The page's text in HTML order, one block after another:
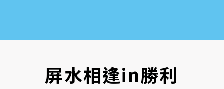
屏水相逢in勝利